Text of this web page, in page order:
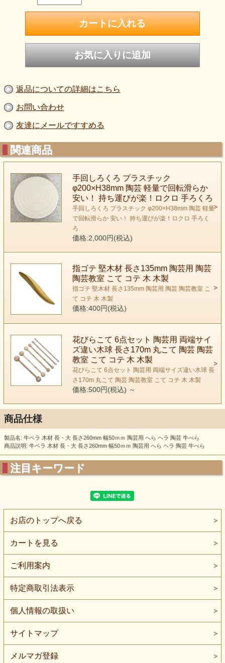
返品についての詳細はこちら
お問い合わせ
友達にメールですすめる
関連商品
手回しろくろ プラスチック
φ200×H38mm 陶芸 軽量で回転滑らか
安い！ 持ち運びが楽！ロクロ 手ろくろ
手回しろくろ プラスチック φ200×H38mm 陶芸 軽量
で回転滑らか 安い！ 持ち運びが楽！ロクロ 手ろく
ろ
価格:2,000円(税込)
指ゴテ 堅木材 長さ135mm 陶芸用 陶芸
陶芸教室 こて コテ 木 木製
指ゴテ 堅木材 長さ135mm 陶芸用 陶芸 陶芸教室 こ
て コテ 木 木製
価格:400円(税込)
花びらこて 6点セット 陶芸用 両端サイ
ズ違い木球 長さ170m 丸こて 陶芸 陶芸
教室 こて コテ 木 木製
花びらこて 6点セット 陶芸用 両端サイズ違い木球 長
さ170m 丸こて 陶芸 陶芸教室 こて コテ 木 木製
価格:500円(税込) ～
商品仕様
製品名: 牛ベラ 木材 長・大 長さ260mm 幅50ｍｍ 陶芸用 へら ヘラ 陶芸 牛べら
商品説明: 牛ベラ 木材 長・大 長さ260mm 幅50ｍｍ 陶芸用 へら ヘラ 陶芸 牛べら
注目キーワード
お店のトップへ戻る
カートを見る
ご利用案内
特定商取引法表示
個人情報の取扱い
サイトマップ
メルマガ登録